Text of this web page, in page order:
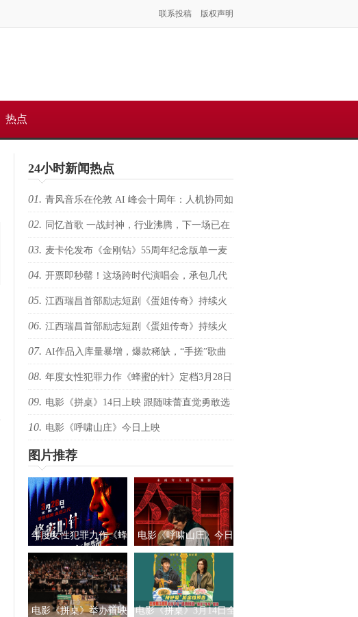
联系投稿 版权声明
热点
24小时新闻热点
01. 青风音乐在伦敦 AI 峰会十周年：人机协同如
何重塑虚拟音乐 IP 全球化路径？
02. 同忆首歌 一战封神，行业沸腾，下一场已在
路上
03. 麦卡伦发布《金刚钻》55周年纪念版单一麦
芽苏格兰威士忌 致敬007银幕传奇，续写匠心与
电影的交融
04. 开票即秒罄！这场跨时代演唱会，承包几代
人的回忆
05. 江西瑞昌首部励志短剧《蛋姐传奇》持续火
爆！双平台数据刷新纪录，见证本土力量
06. 江西瑞昌首部励志短剧《蛋姐传奇》持续火
爆！双平台数据刷新纪录，见证本土力量
07. AI作品入库量暴增，爆款稀缺，“手搓”歌曲
还有优势吗？青风音乐 SXSW 圆桌实录
08. 年度女性犯罪力作《蜂蜜的针》定档3月28日
绝版影后阵容癫
09. 电影《拼桌》14日上映 跟随味蕾直觉勇敢选
择心之所向
10. 电影《呼啸山庄》今日上映
图片推荐
年度女性犯罪力作《蜂
蜜的针》定档3月28日
绝版影后阵容癫
电影《呼啸山庄》今日
上映
电影《拼桌》举办首映
电影《拼桌》3月14日全